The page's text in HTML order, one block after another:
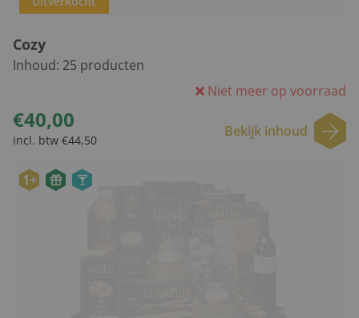
Cozy
Inhoud: 25 producten
Niet meer op voorraad
€40,00
incl. btw €44,50
Bekijk inhoud
1+